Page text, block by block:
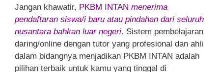
Jangan khawatir, PKBM INTAN menerima
pendaftaran siswa/i baru atau pindahan dari seluruh
nusantara bahkan luar negeri. Sistem pembelajaran
daring/online dengan tutor yang profesional dan ahli
dalam bidangnya menjadikan PKBM INTAN adalah
pilihan terbaik untuk kamu yang tinggal di